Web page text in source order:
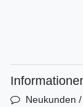
Neukunden